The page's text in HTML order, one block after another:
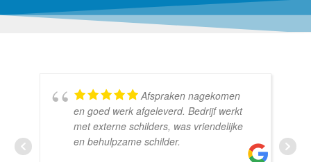
Afspraken nagekomen
en goed werk afgeleverd. Bedrijf werkt
met externe schilders, was vriendelijke
en behulpzame schilder.